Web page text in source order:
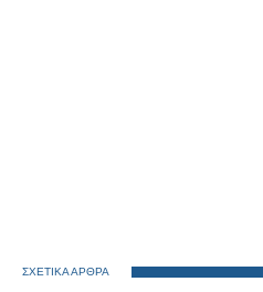
ΣΧΕΤΙΚΑ ΑΡΘΡΑ